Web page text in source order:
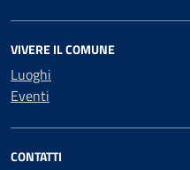
VIVERE IL COMUNE
Luoghi
Eventi
CONTATTI